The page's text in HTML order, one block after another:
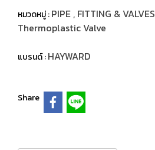
หมวดหมู่ :PIPE , FITTING & VALVES
Thermoplastic Valve
แบรนด์ :HAYWARD
Share